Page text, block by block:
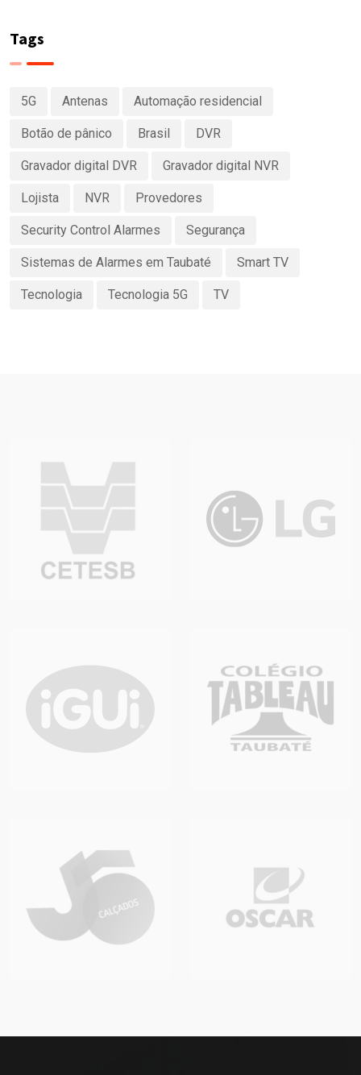
Tags
5G Antenas Automação residencial
Botão de pânico Brasil DVR
Gravador digital DVR Gravador digital NVR
Lojista NVR Provedores
Security Control Alarmes Segurança
Sistemas de Alarmes em Taubaté Smart TV
Tecnologia Tecnologia 5G TV